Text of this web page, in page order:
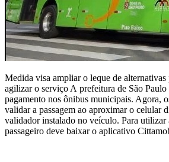
Medida visa ampliar o leque de alternativas
agilizar o serviço A prefeitura de São Paulo
pagamento nos ônibus municipais. Agora,
validar a passagem ao aproximar o celular
validador instalado no veículo. Para utilizar
passageiro deve baixar o aplicativo